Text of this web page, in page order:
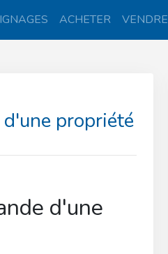
ACHETER VENDRE
propriété
d'une